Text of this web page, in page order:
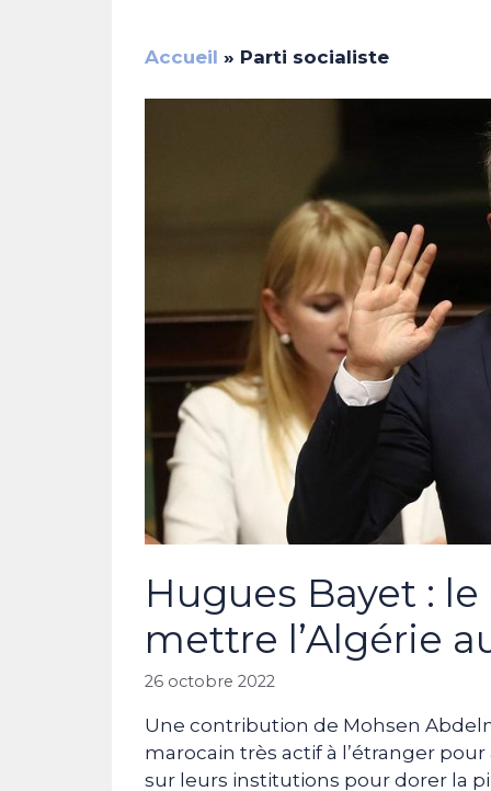
Accueil » Parti socialiste
Hugues Bayet :
mettre l’Algérie
26 octobre 2022
Une contribution de Mohsen
marocain très actif à l’étranger
sur leurs institutions pour dorer la